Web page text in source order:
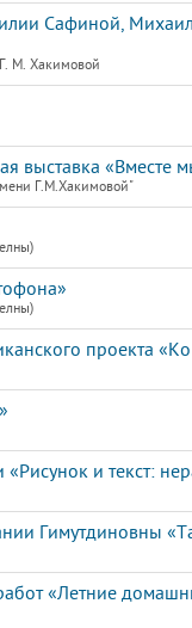
Сафиной,
М. Хакимовой
выставка «Вместе
Г.М.Хакимовой"
проекта
и текст:
Гимутдиновны
«Летние